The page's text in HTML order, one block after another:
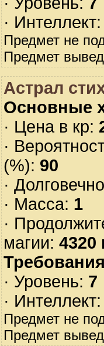
·
Предмет не
Предмет
Астрал
Основные
· Цена в кр:
·
(%): 90
·
· Масса: 1
·
магии: 4320
· Уровень: 7
·
Предмет не
Предмет